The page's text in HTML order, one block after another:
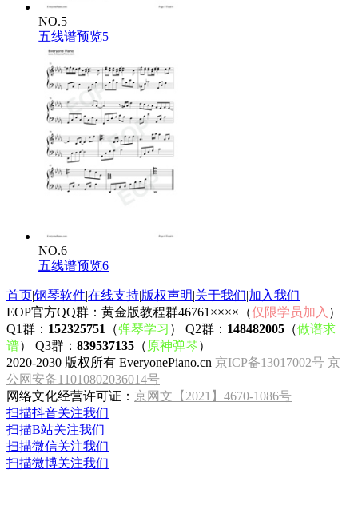
NO.5
五线谱预览5
NO.6
五线谱预览6
首页|钢琴软件|在线支持|版权声明|关于我们|加入我们
EOP官方QQ群：黄金版教程群46761××××（仅限学员加入 ）
Q1群： 152325751 （弹琴学习 ） Q2群： 148482005 （做谱求
谱） Q3群： 839537135 （ 原神弹琴）
2020-2030 版权所有 EveryonePiano.cn 京ICP备13017002号 京
公网安备11010802036014号
网络文化经营许可证： 京网文【2021】4670-1086号
扫描抖音关注我们
扫描B站关注我们
扫描微信关注我们
扫描微博关注我们